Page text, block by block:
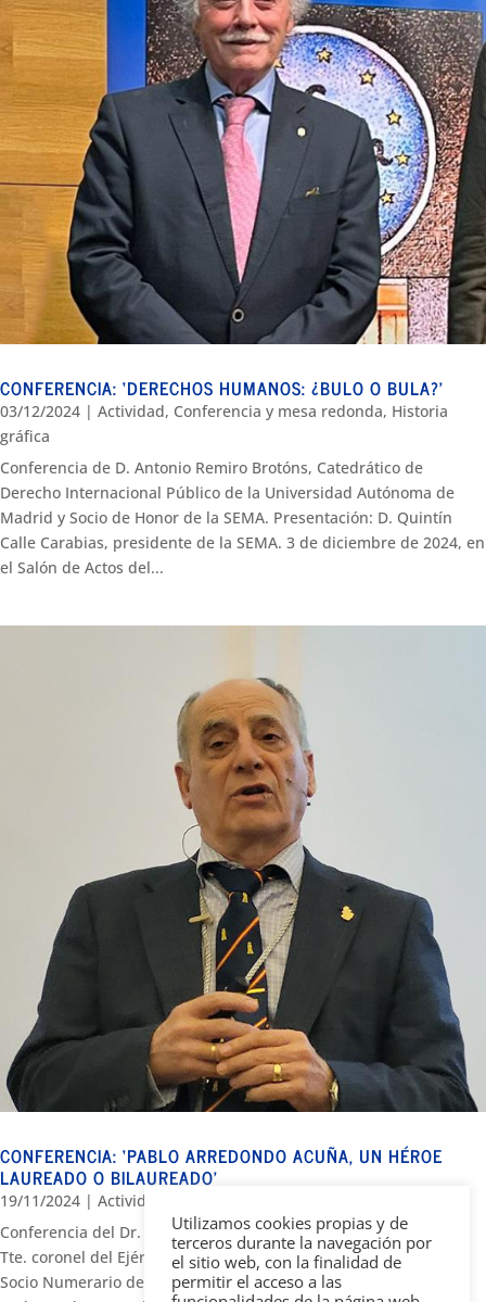
CONFERENCIA: ‘DERECHOS HUMANOS: ¿BULO O BULA?’
03/12/2024 | Actividad, Conferencia y mesa redonda, Historia
gráfica
Conferencia de D. Antonio Remiro Brotóns, Catedrático de
Derecho Internacional Público de la Universidad Autónoma de
Madrid y Socio de Honor de la SEMA. Presentación: D. Quintín
Calle Carabias, presidente de la SEMA. 3 de diciembre de 2024, en
el Salón de Actos del...
CONFERENCIA: ‘PABLO ARREDONDO ACUÑA, UN HÉROE
LAUREADO O BILAUREADO’
19/11/2024 | Actividad
Conferencia del Dr. D. Pedro Luis Pérez Frías, Doctor en Historia,
Tte. coronel del Ejército de Tierra, Diplomado de Estado Mayor y
Socio Numerario de la SEMA. Presentación: Dr. Dña. Marion
Utilizamos cookies propias y de
terceros durante la navegación por
el sitio web, con la finalidad de
permitir el acceso a las